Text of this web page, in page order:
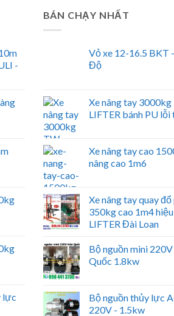
-
lực
BÁN CHẠY NHẤT
Vỏ xe 12-16.5 BKT
Độ
Xe nâng tay
LIFTER bánh PU lỗi
Xe nâng tay cao
nâng cao 1m6
Xe nâng tay quay đổ
350kg cao 1m4
LIFTER Đài Loan
Bộ nguồn mini
Quốc 1.8kw
Bộ nguồn thủy lực
220V - 1.5kw